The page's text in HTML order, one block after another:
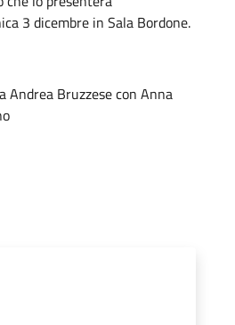
3 dicembre in Sala Bordone.
Andrea Bruzzese con Anna